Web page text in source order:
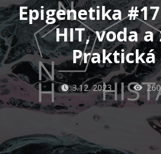
Epigenetika
HIT, voda a
Praktická
3.12. 2023